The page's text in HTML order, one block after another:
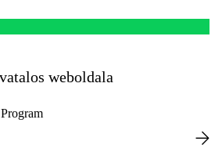
weboldala